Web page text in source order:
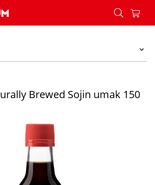
Naturally Brewed Sojin umak 150 ml -
Brewed Sojin umak 150